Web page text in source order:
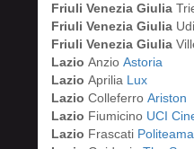
Friuli Venezia Giulia
Friuli Venezia Giulia
Friuli Venezia Giulia
Lazio Anzio Astoria
Lazio Aprilia Lux
Lazio Colleferro Ariston
Lazio Fiumicino UCI
Lazio Frascati